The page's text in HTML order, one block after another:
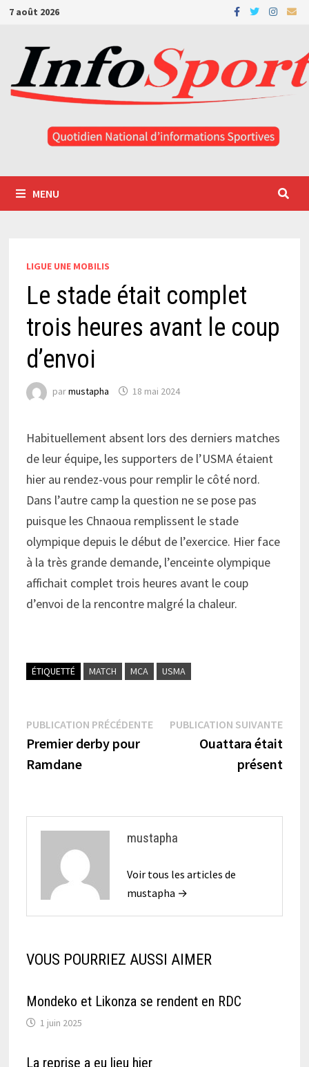
Passer
contenu
7 août 2026
MENU
LIGUE UNE MOBILIS
Le stade était complet
trois heures avant le coup
d’envoi
parmustapha 18 mai 2024
Habituellement absent lors des derniers matches
de leur équipe, les supporters de l’USMA étaient
hier au rendez-vous pour remplir le côté nord.
Dans l’autre camp la question ne se pose pas
puisque les Chnaoua remplissent le stade
olympique depuis le début de l’exercice. Hier face
à la très grande demande, l’enceinte olympique
affichait complet trois heures avant le coup
d’envoi de la rencontre malgré la chaleur.
ÉTIQUETTÉ MATCH MCA USMA
Navigation
de
PUBLICATION PRÉCÉDENTEPublication
précédente :
Premier derby pour
Ramdane
PUBLICATION SUIVANTE
Ouattara était
présent
mustapha
Voir tous les articles de
mustapha →
VOUS POURRIEZ AUSSI AIMER
Mondeko et Likonza se rendent en RDC
1 juin 2025
La reprise a eu lieu hier